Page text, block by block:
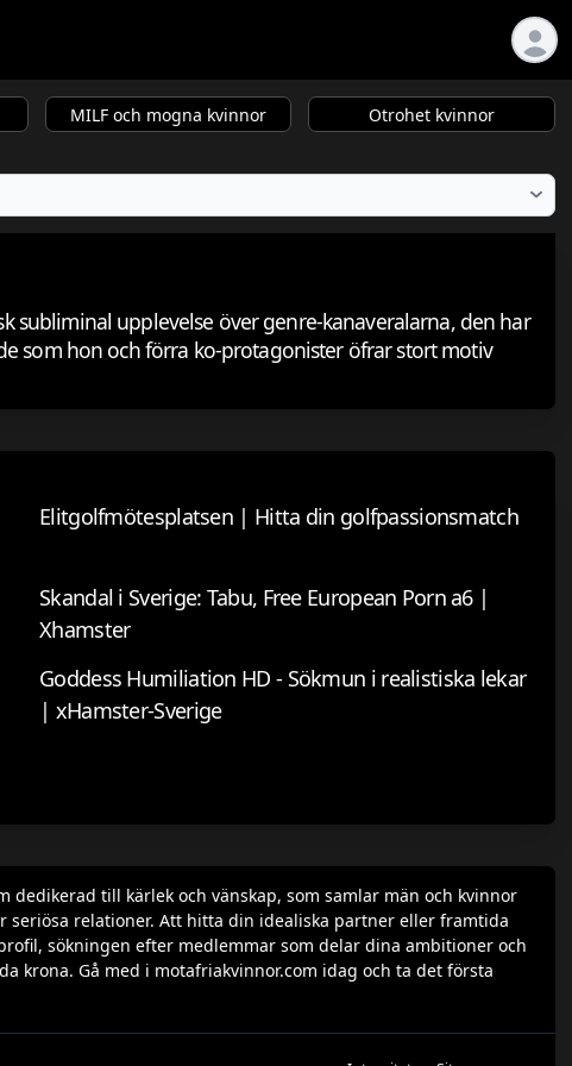
MILF och mogna kvinnor Otrohet kvinnor
subliminal upplevelse över genre-kanaveralarna, den har
som hon och förra ko-protagonister öfrar stort motiv
Elitgolfmötesplatsen | Hitta din golfpassionsmatch
Skandal i Sverige: Tabu, Free European Porn a6 |
Xhamster
Goddess Humiliation HD - Sökmun i realistiska lekar
| xHamster-Sverige
till kärlek och vänskap, som samlar män och kvinnor
relationer. Att hitta din idealiska partner eller framtida
sökningen efter medlemmar som delar dina ambitioner och
krona. Gå med i motafriakvinnor.com idag och ta det första